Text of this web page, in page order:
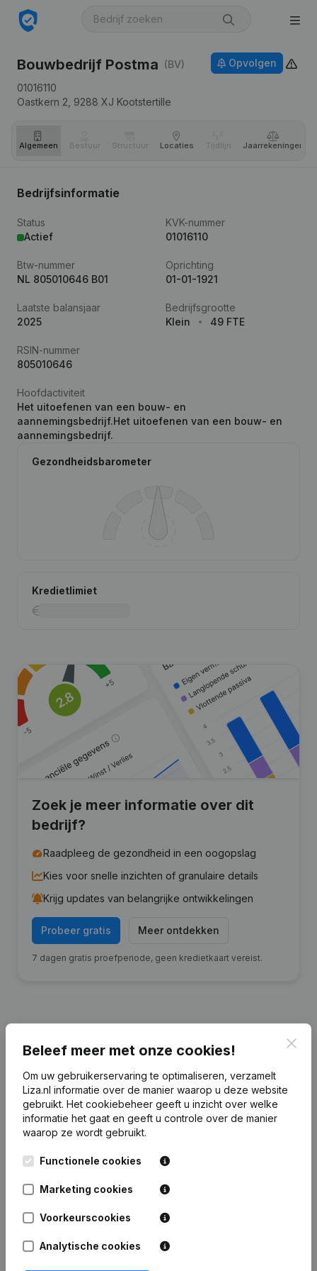
Bouwbedrijf Postma (BV)
01016110
Oastkern 2, 9288 XJ Kootstertille
Opvolgen
Algemeen Bestuur Structuur Locaties Tijdlijn Jaar­rekeningen
Bedrijfsinformatie
Status
Actief
KVK-nummer
01016110
Btw-nummer
NL 805010646 B01
Oprichting
01-01-1921
Laatste balansjaar
2025
Bedrijfsgrootte
Klein
49 FTE
RSIN-nummer
805010646
Hoofdactiviteit
Het uitoefenen van een bouw- en
aannemingsbedrijf.Het uitoefenen van een bouw- en
aannemingsbedrijf.
Gezondheidsbarometer
Kredietlimiet
Zoek je meer informatie over dit
bedrijf?
Raadpleeg de gezondheid in een oogopslag
Kies voor snelle inzichten of granulaire details
Krijg updates van belangrijke ontwikkelingen
Probeer gratis Meer ontdekken
7 dagen gratis proefperiode, geen kredietkaart vereist.
Financiële gegevens van Bouwbedrijf
2025 2024 2023
Eigen
vermogen
Personeel 49
Beleef meer met onze cookies!
Om uw gebruikerservaring te optimaliseren, verzamelt
Liza.nl informatie over de manier waarop u deze website
gebruikt. Het cookiebeheer geeft u inzicht over welke
informatie het gaat en geeft u controle over de manier
waarop ze wordt gebruikt.
Functionele cookies
Marketing cookies
Voorkeurscookies
Analytische cookies